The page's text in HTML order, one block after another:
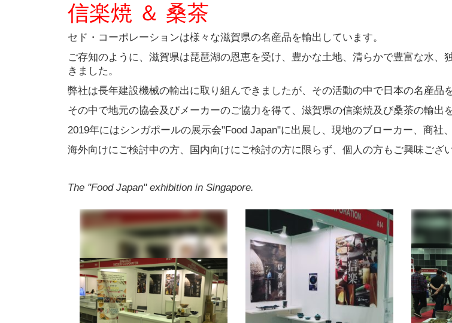
信楽焼 ＆ 桑茶
セド・コーポレーションは様々な滋賀県の名産品を輸出しています。
ご存知のように、滋賀県は琵琶湖の恩恵を受け、豊かな土地、清らかで豊富な水
きました。
弊社は長年建設機械の輸出に取り組んできましたが、その活動の中で日本の名産品
その中で地元の協会及びメーカーのご協力を得て、滋賀県の信楽焼及び桑茶の輸出
2019年にはシンガポールの展示会"Food Japan"に出展し、現地のブローカー、商社
海外向けにご検討中の方、国内向けにご検討の方に限らず、個人の方もご興味ござ
The "Food Japan" exhibition in Singapore.